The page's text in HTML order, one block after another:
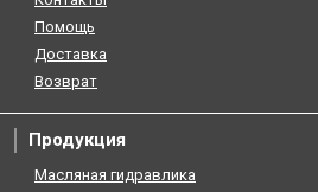
Помощь
Доставка
Возврат
Продукция
Масляная гидравлика